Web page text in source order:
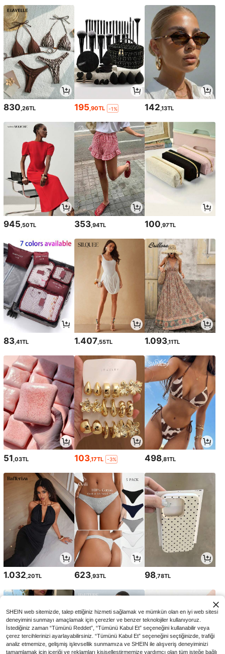
830 ,26TL 195 ,90TL -1% 142 ,13TL
945,50TL 353,94TL 100,97TL
83,41TL 1.407,55TL 1.093,11TL
51 ,03TL 103,17TL -3% 498 ,81TL
1.032 ,20TL 623,93TL 98 ,78TL
SHEIN web sitemizde, talep ettiğiniz hizmeti sağlamak ve mümkün olan en iyi web sitesi
deneyimini sunmayı amaçlamak için çerezler ve benzer teknolojiler kullanıyoruz.
İstediğiniz zaman “Tümünü Reddet”, “Tümünü Kabul Et” seçeneğini kullanabilir veya
çerez tercihlerinizi ayarlayabilirsiniz. “Tümünü Kabul Et” seçeneğini seçtiğinizde, trafiği
analiz etmemize, gelişmiş işlevsellik sunmamıza ve SHEIN ile alışveriş deneyiminizi
tamamlamak için içeriği ve reklamları kişiselleştirmemize yardımcı olan tüm isteğe bağlı